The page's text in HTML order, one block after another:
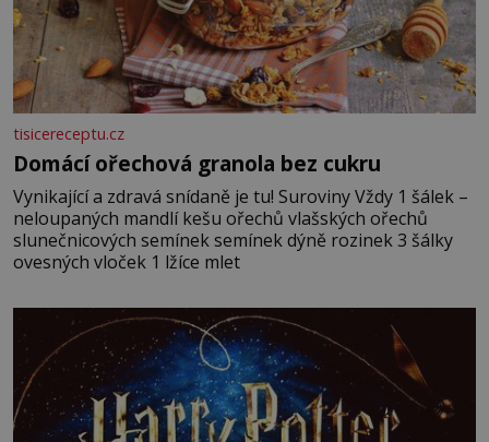
tisicereceptu.cz
Domácí ořechová granola bez cukru
Vynikající a zdravá snídaně je tu! Suroviny Vždy 1 šálek –
neloupaných mandlí kešu ořechů vlašských ořechů
slunečnicových semínek semínek dýně rozinek 3 šálky
ovesných vloček 1 lžíce mlet